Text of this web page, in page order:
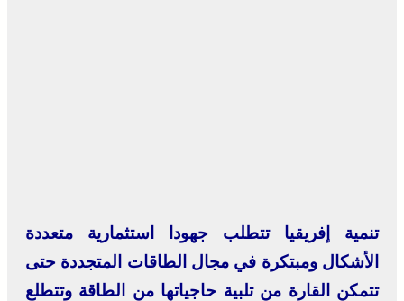
تنمية إفريقيا تتطلب جهودا استثمارية متعددة
الأشكال ومبتكرة في مجال الطاقات المتجددة حتى
تتمكن القارة من تلبية حاجياتها من الطاقة وتتطلع